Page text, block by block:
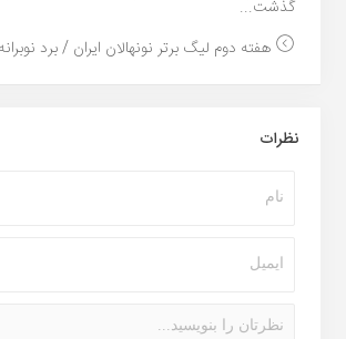
گذشت...
هفته دوم لیگ برتر نونهالان ایران / برد
نظرات